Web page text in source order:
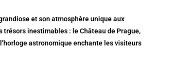
et son atmosphère unique aux
trésors inestimables : le Château de Prague,
astronomique enchante les visiteurs